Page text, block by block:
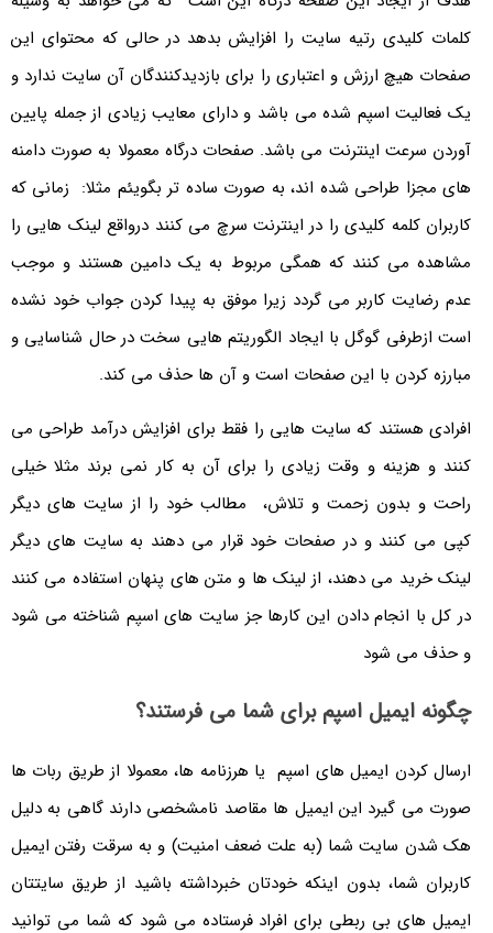
کلمات کلیدی رتیه سایت را افزایش بدهد در حالی که محتوای این
صفحات هیچ ارزش و اعتباری را برای بازدیدکنندگان آن سایت ندارد و
یک فعالیت اسپم شده می باشد و دارای معایب زیادی از جمله پایین
آوردن سرعت اینترنت می باشد. صفحات درگاه معمولا به صورت دامنه
های مجزا طراحی شده اند، به صورت ساده تر بگویئم مثلا: زمانی که
کاربران کلمه کلیدی را در اینترنت سرچ می کنند درواقع لینک هایی را
مشاهده می کنند که همگی مربوط به یک دامین هستند و موجب
عدم رضایت کاربر می گردد زیرا موفق به پیدا کردن جواب خود نشده
است ازطرفی گوگل با ایجاد الگوریتم هایی سخت در حال شناسایی و
مبارزه کردن با این صفحات است و آن ها حذف می کند.
افرادی هستند که سایت هایی را فقط برای افزایش درآمد طراحی می
کنند و هزینه و وقت زیادی را برای آن به کار نمی برند مثلا خیلی
راحت و بدون زحمت و تلاش، مطالب خود را از سایت های دیگر
کپی می کنند و در صفحات خود قرار می دهند به سایت های دیگر
لینک خرید می دهند، از لینک ها و متن های پنهان استفاده می کنند
در کل با انجام دادن این کارها جز سایت های اسپم شناخته می شود
و حذف می شود
چگونه ایمیل اسپم برای شما می فرستند؟
ارسال کردن ایمیل های اسپم یا هرزنامه ها، معمولا از طریق ربات ها
صورت می گیرد این ایمیل ها مقاصد نامشخصی دارند گاهی به دلیل
هک شدن سایت شما (به علت ضعف امنیت) و به سرقت رفتن ایمیل
کاربران شما، بدون اینکه خودتان خبرداشته باشید از طریق سایتتان
ایمیل های بی ربطی برای افراد فرستاده می شود که شما می توانید